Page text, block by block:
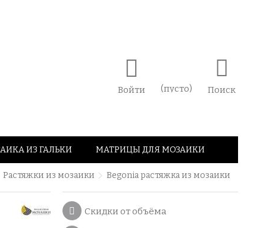
Поиск
(пусто)
Войти
ИЗ ГАЛЬКИ МАТРИЦЫ ДЛЯ МОЗАИКИ
Растяжки из мозаики Begonia растяжка из мозаики
Скидки от объёма